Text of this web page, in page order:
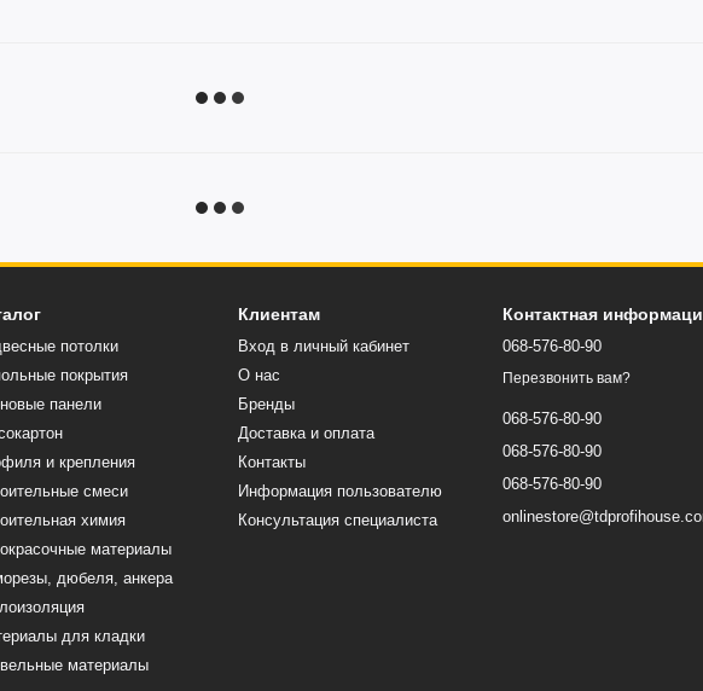
потолки
покрытия
панели
и крепления
смеси
химия
материалы
дюбеля, анкера
для кладки
материалы
Клиентам
Вход в личный кабинет
О нас
Бренды
Доставка и оплата
Контакты
Информация пользователю
Консультация специалиста
Контактная
068-576-80-90
Перезвонить вам?
068-576-80-90
068-576-80-90
068-576-80-90